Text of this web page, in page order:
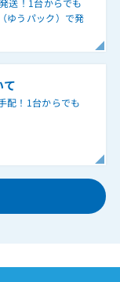
ゆうパック）で発
て
配！1台からでも